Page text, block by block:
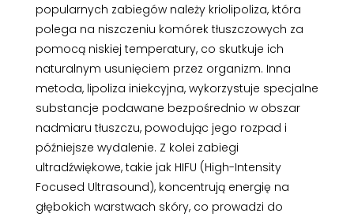
popularnych zabiegów należy kriolipoliza, która
polega na niszczeniu komórek tłuszczowych za
pomocą niskiej temperatury, co skutkuje ich
naturalnym usunięciem przez organizm. Inna
metoda, lipoliza iniekcyjna, wykorzystuje specjalne
substancje podawane bezpośrednio w obszar
nadmiaru tłuszczu, powodując jego rozpad i
późniejsze wydalenie. Z kolei zabiegi
ultradźwiękowe, takie jak HIFU (High-Intensity
Focused Ultrasound), koncentrują energię na
głębokich warstwach skóry, co prowadzi do